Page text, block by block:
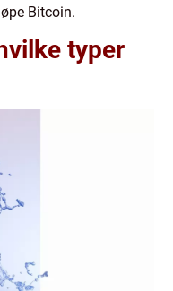
Bitcoin.
typer